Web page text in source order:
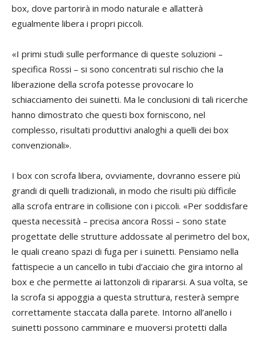
box, dove partorirà in modo naturale e allatterà
egualmente libera i propri piccoli.
«I primi studi sulle performance di queste soluzioni –
specifica Rossi – si sono concentrati sul rischio che la
liberazione della scrofa potesse provocare lo
schiacciamento dei suinetti. Ma le conclusioni di tali ricerche
hanno dimostrato che questi box forniscono, nel
complesso, risultati produttivi analoghi a quelli dei box
convenzionali».
I box con scrofa libera, ovviamente, dovranno essere più
grandi di quelli tradizionali, in modo che risulti più difficile
alla scrofa entrare in collisione con i piccoli. «Per soddisfare
questa necessità – precisa ancora Rossi – sono state
progettate delle strutture addossate al perimetro del box,
le quali creano spazi di fuga per i suinetti. Pensiamo nella
fattispecie a un cancello in tubi d’acciaio che gira intorno al
box e che permette ai lattonzoli di ripararsi. A sua volta, se
la scrofa si appoggia a questa struttura, resterà sempre
correttamente staccata dalla parete. Intorno all’anello i
suinetti possono camminare e muoversi protetti dalla